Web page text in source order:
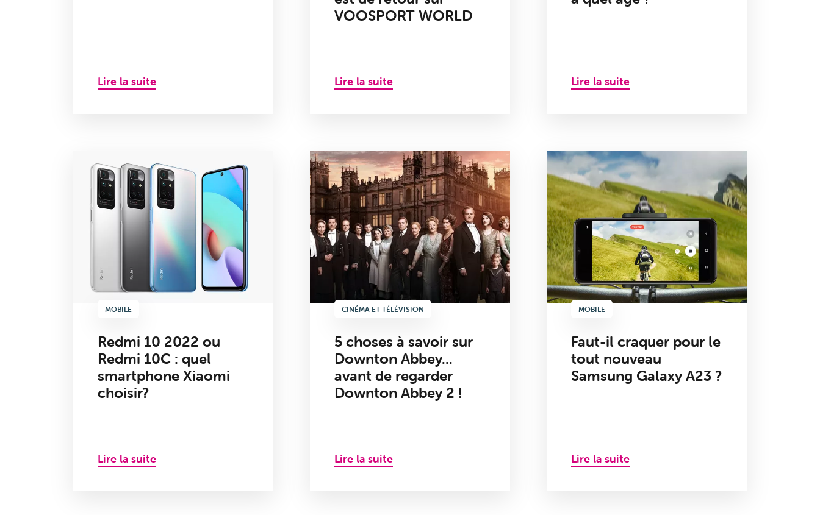
Lire la suite
VOOSPORT WORLD
Lire la suite Lire la suite
MOBILE
Redmi 10 2022 ou
Redmi 10C : quel
smartphone Xiaomi
choisir?
Lire la suite
CINÉMA ET TÉLÉVISION
5 choses à savoir sur
Downton Abbey...
avant de regarder
Downton Abbey 2 !
Lire la suite
MOBILE
Faut-il craquer pour le
tout nouveau
Samsung Galaxy A23 ?
Lire la suite